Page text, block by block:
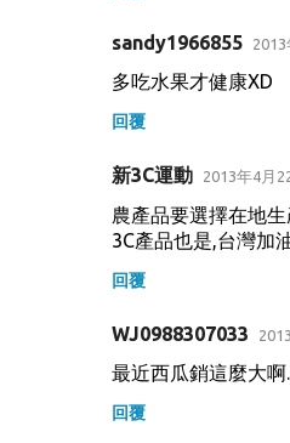
sandy1966855
多吃水果才健康XD
回覆
新3C運動 2013年4月
農產品要選擇在地生
3C產品也是,台灣加
回覆
WJ0988307033
最近西瓜銷這麼大啊...
回覆